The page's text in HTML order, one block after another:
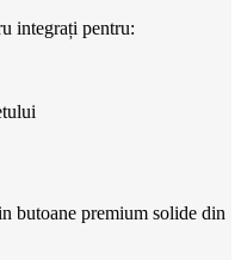
integrați pentru:
butoane premium solide din